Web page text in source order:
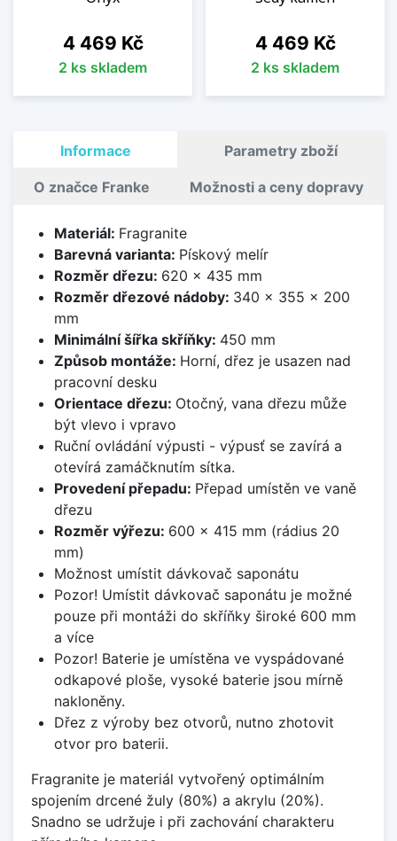
Cena
4 469 Kč
2 ks skladem
Cena
4 469 Kč
2 ks skladem
Informace Parametry zboží
O značce Franke Možnosti a ceny dopravy
Materiál: Fragranite
Barevná varianta: Pískový melír
Rozměr dřezu: 620 x 435 mm
Rozměr dřezové nádoby: 340 x 355 x 200
mm
Minimální šířka skříňky: 450 mm
Způsob montáže: Horní, dřez je usazen nad
pracovní desku
Orientace dřezu: Otočný, vana dřezu může
být vlevo i vpravo
Ruční ovládání výpusti - výpusť se zavírá a
otevírá zamáčknutím sítka.
Provedení přepadu: Přepad umístěn ve vaně
dřezu
Rozměr výřezu: 600 x 415 mm (rádius 20
mm)
Možnost umístit dávkovač saponátu
Pozor! Umístit dávkovač saponátu je možné
pouze při montáži do skříňky široké 600 mm
a více
Pozor! Baterie je umístěna ve vyspádované
odkapové ploše, vysoké baterie jsou mírně
nakloněny.
Dřez z výroby bez otvorů, nutno zhotovit
otvor pro baterii.
Fragranite je materiál vytvořený optimálním
spojením drcené žuly (80%) a akrylu (20%).
Snadno se udržuje i při zachování charakteru